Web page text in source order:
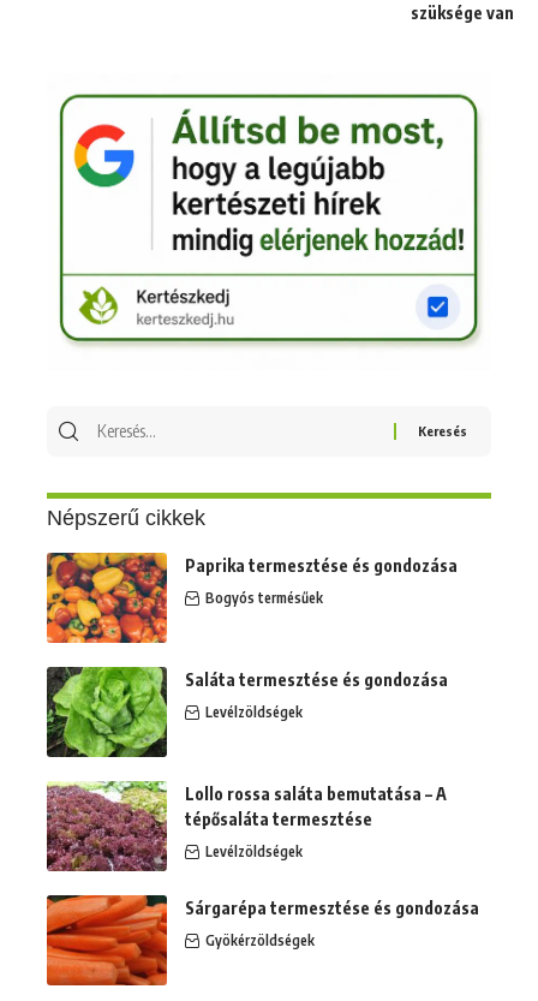
szüksége van
Keresés
Népszerű cikkek
Paprika termesztése és gondozása
Bogyós termésűek
Saláta termesztése és gondozása
Levélzöldségek
Lollo rossa saláta bemutatása – A
tépősaláta termesztése
Levélzöldségek
Sárgarépa termesztése és gondozása
Gyökérzöldségek